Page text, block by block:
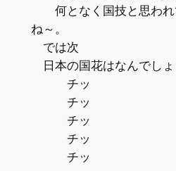
何となく国技と思われ
ね～。
では次
日本の国花はなんでしょ
チッ
チッ
チッ
チッ
チッ